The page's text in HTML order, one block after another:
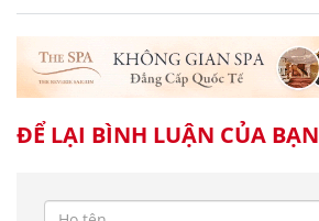
ĐỂ LẠI BÌNH LUẬN CỦA BẠN